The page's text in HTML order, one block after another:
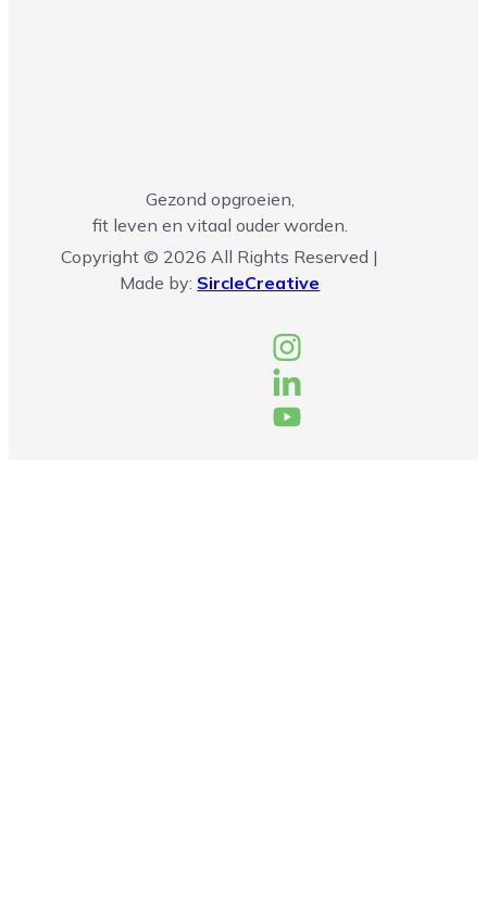
Gezond opgroeien,
fit leven en vitaal ouder worden.
Copyright © 2026 All Rights Reserved |
Made by: SircleCreative